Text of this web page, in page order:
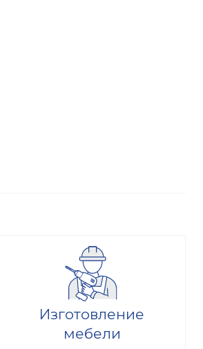
Изготовление
мебели